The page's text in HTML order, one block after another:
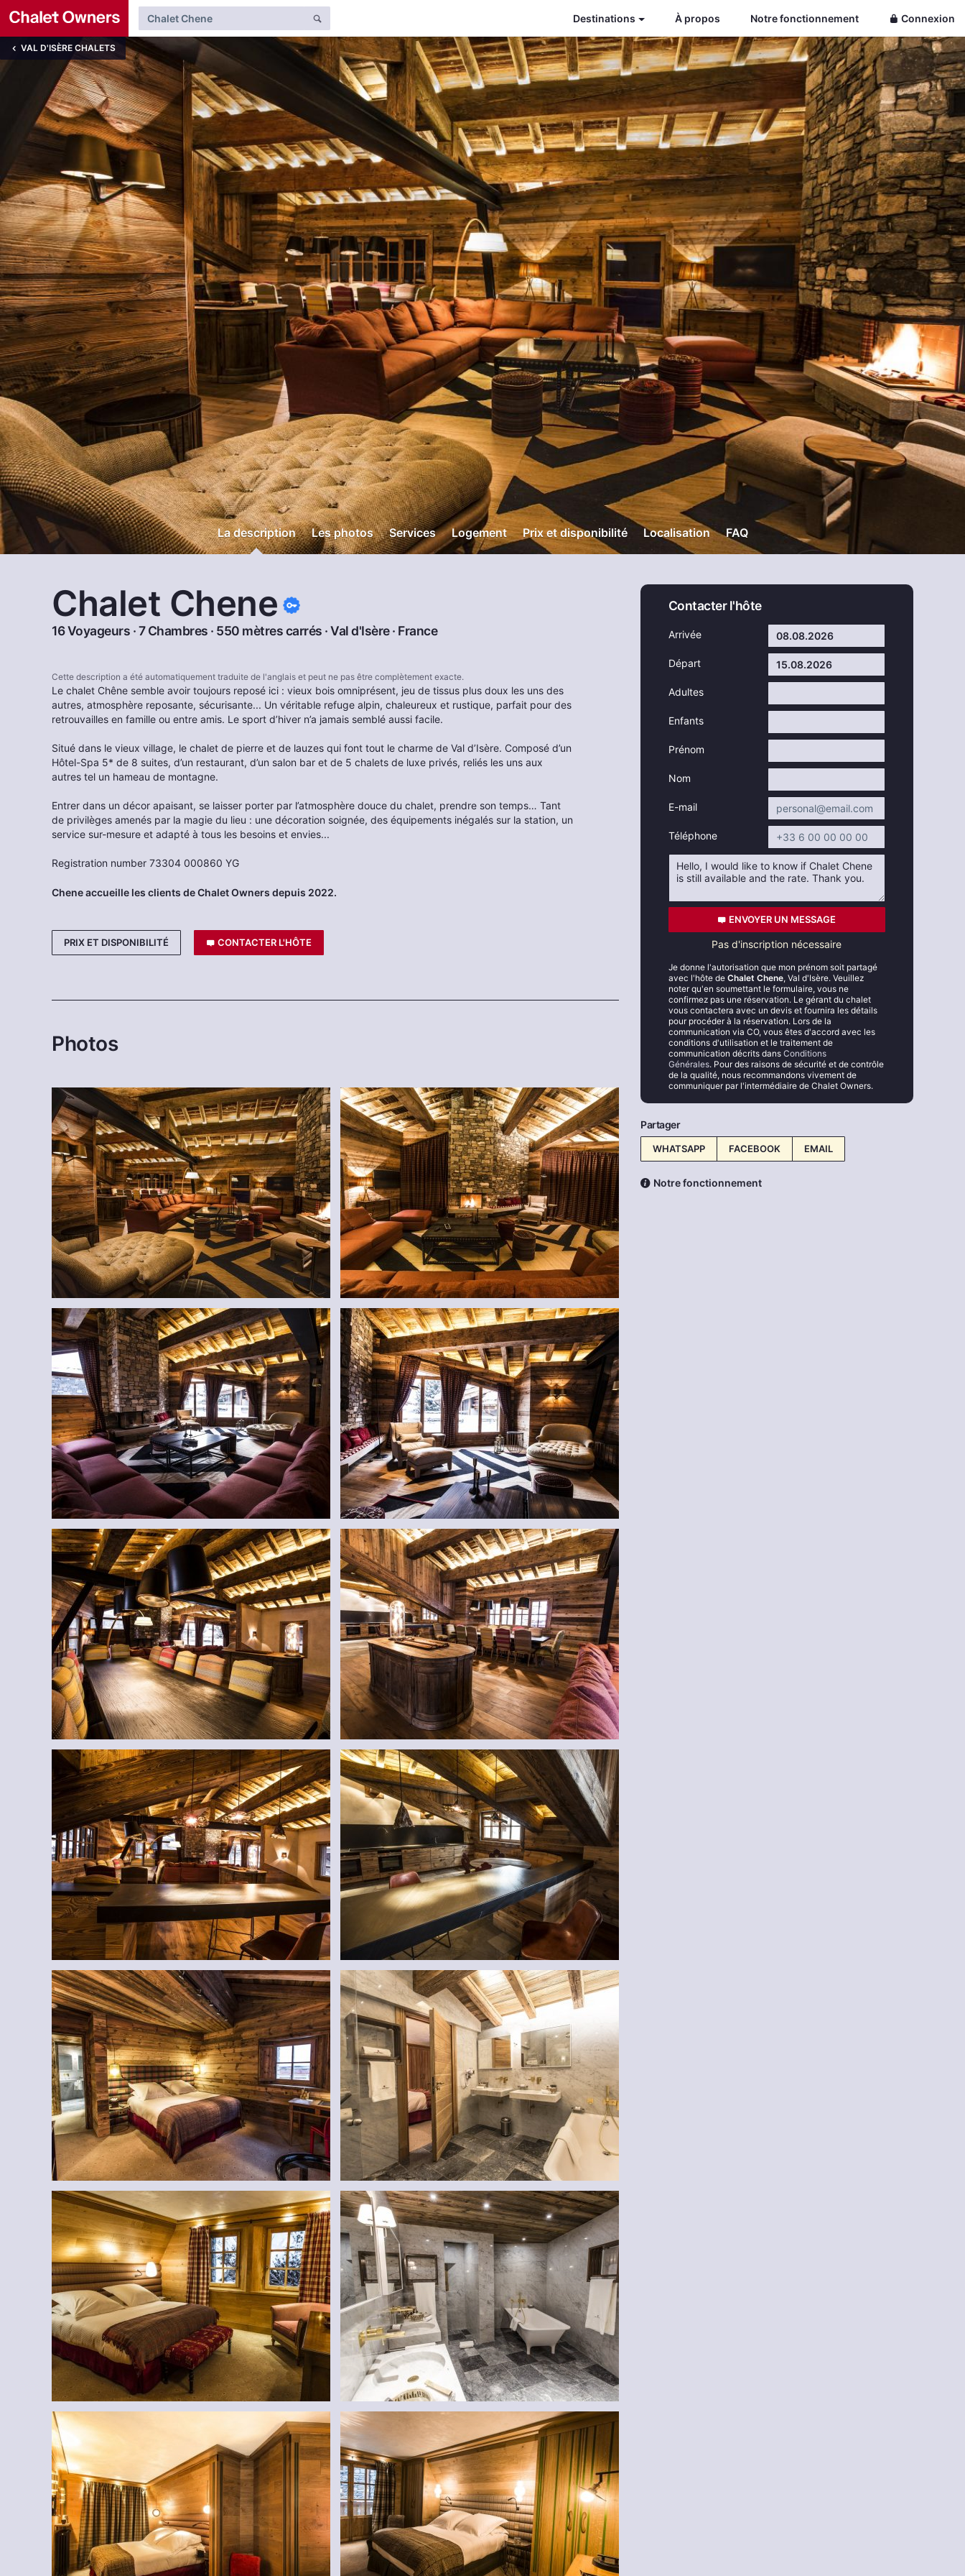
Destinations À propos Notre fonctionnement Connexion
VAL D'ISÈRE CHALETS
La description Les photos Services Logement Prix et disponibilité Localisation FAQ
Chalet Chene
16 Voyageurs · 7 Chambres · 550 mètres carrés ·Val d'Isère· France
Cette description a été automatiquement traduite de l'anglais et peut ne pas être complètement exacte.
Le chalet Chêne semble avoir toujours reposé ici : vieux bois omniprésent, jeu de tissus plus doux les uns des
autres, atmosphère reposante, sécurisante... Un véritable refuge alpin, chaleureux et rustique, parfait pour des
retrouvailles en famille ou entre amis. Le sport d’hiver n’a jamais semblé aussi facile.
Situé dans le vieux village, le chalet de pierre et de lauzes qui font tout le charme de Val d’Isère. Composé d’un
Hôtel-Spa 5* de 8 suites, d’un restaurant, d’un salon bar et de 5 chalets de luxe privés, reliés les uns aux
autres tel un hameau de montagne.
Entrer dans un décor apaisant, se laisser porter par l’atmosphère douce du chalet, prendre son temps… Tant
de privilèges amenés par la magie du lieu : une décoration soignée, des équipements inégalés sur la station, un
service sur-mesure et adapté à tous les besoins et envies...
Registration number 73304 000860 YG
Chene accueille les clients de Chalet Owners depuis 2022.
PRIX ET DISPONIBILITÉ CONTACTER L'HÔTE
Photos
Contacter l'hôte
Arrivée
Départ
Adultes
Enfants
Prénom
Nom
E-mail
Téléphone
ENVOYER UN MESSAGE
Pas d'inscription nécessaire
Je donne l'autorisation que mon prénom soit partagé
avec l'hôte de Chalet Chene, Val d'Isère. Veuillez
noter qu'en soumettant le formulaire, vous ne
confirmez pas une réservation. Le gérant du chalet
vous contactera avec un devis et fournira les détails
pour procéder à la réservation. Lors de la
communication via CO, vous êtes d'accord avec les
conditions d'utilisation et le traitement de
communication décrits dans Conditions
Générales. Pour des raisons de sécurité et de contrôle
de la qualité, nous recommandons vivement de
communiquer par l'intermédiaire de Chalet Owners.
Partager
WHATSAPP FACEBOOK EMAIL
Notre fonctionnement